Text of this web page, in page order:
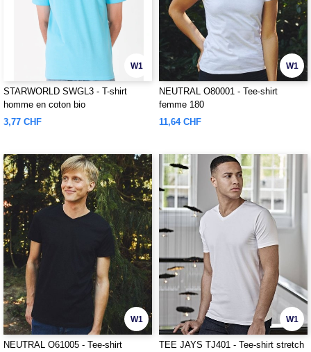
W1
STARWORLD SWGL3 - T-shirt
homme en coton bio
3,77 CHF
W1
NEUTRAL O80001 - Tee-shirt
femme 180
11,64 CHF
W1
NEUTRAL O61005 - Tee-shirt
W1
TEE JAYS TJ401 - Tee-shirt stretch